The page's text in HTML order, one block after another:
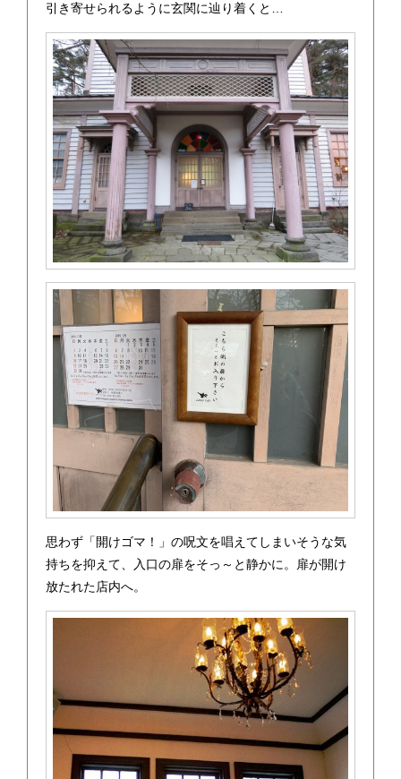
引き寄せられるように玄関に辿り着くと…
思わず「開けゴマ！」の呪文を唱えてしまいそうな気
持ちを抑えて、入口の扉をそっ～と静かに。扉が開け
放たれた店内へ。